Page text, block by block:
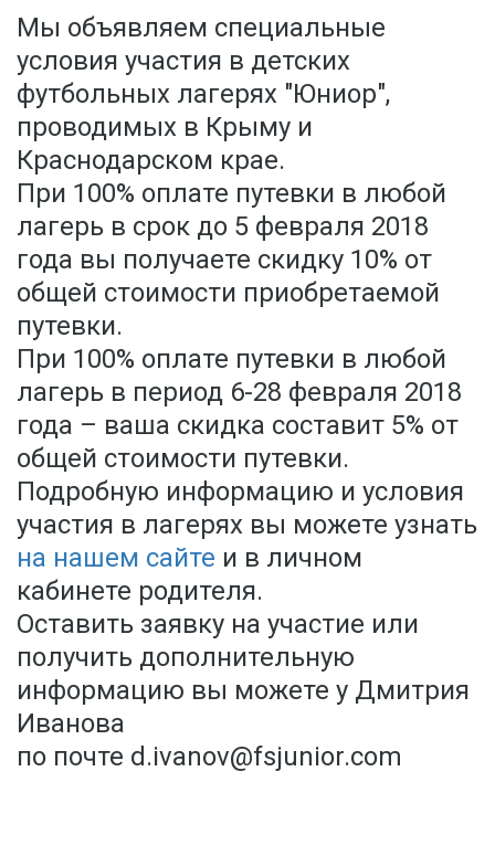
Мы объявляем специальные
условия участия в детских
футбольных лагерях "Юниор",
проводимых в Крыму и
Краснодарском крае.
При 100% оплате путевки в любой
лагерь в срок до 5 февраля 2018
года вы получаете скидку 10% от
общей стоимости приобретаемой
путевки.
При 100% оплате путевки в любой
лагерь в период 6-28 февраля 2018
года – ваша скидка составит 5% от
общей стоимости путевки.
Подробную информацию и условия
участия в лагерях вы можете узнать
на нашем сайте и в личном
кабинете родителя.
Оставить заявку на участие или
получить дополнительную
информацию вы можете у Дмитрия
Иванова
по почте d.ivanov@fsjunior.com